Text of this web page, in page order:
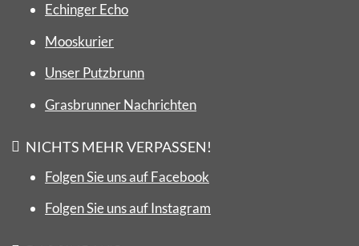
Echinger Echo
Mooskurier
Unser Putzbrunn
Grasbrunner Nachrichten
NICHTS MEHR VERPASSEN!
Folgen Sie uns auf Facebook
Folgen Sie uns auf Instagram